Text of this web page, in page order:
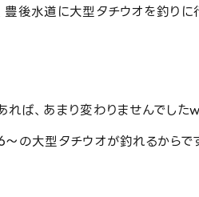
後水道に大型タチウオを釣りに
ば、あまり変わりませんでしたw
の大型タチウオが釣れるからで